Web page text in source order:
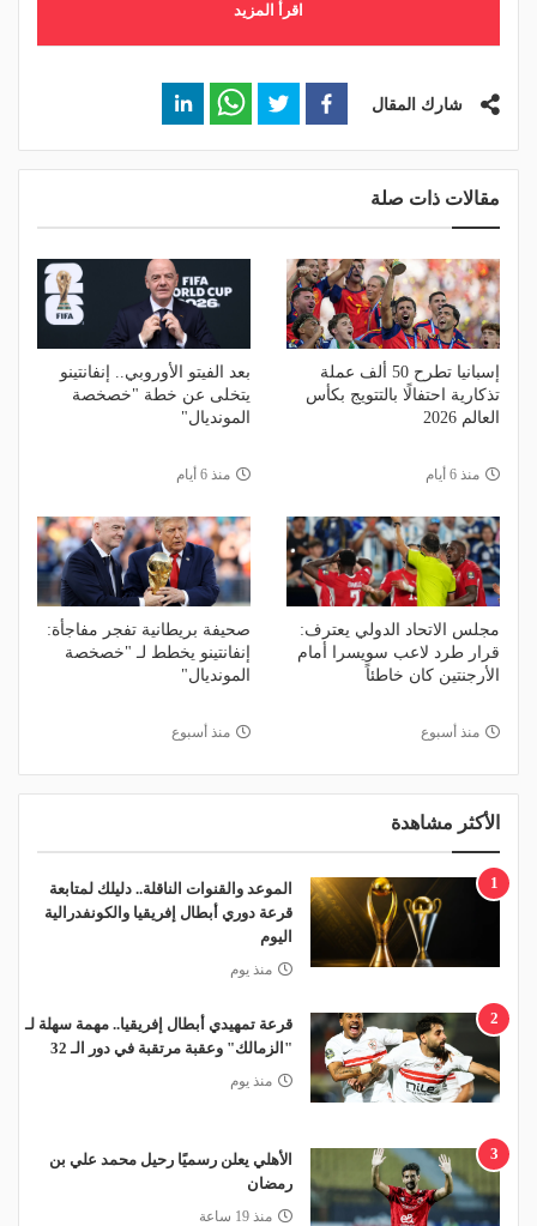
اقرأ المزيد
شارك المقال
مقالات ذات صلة
إسبانيا تطرح 50 ألف عملة
تذكارية احتفالًا بالتتويج بكأس
العالم 2026
منذ 6 أيام
بعد الفيتو الأوروبي.. إنفانتينو
يتخلى عن خطة "خصخصة
المونديال"
منذ 6 أيام
مجلس الاتحاد الدولي يعترف:
قرار طرد لاعب سويسرا أمام
الأرجنتين كان خاطئاً
منذ أسبوع
صحيفة بريطانية تفجر مفاجأة:
إنفانتينو يخطط لـ "خصخصة
المونديال"
منذ أسبوع
الأكثر مشاهدة
1
الموعد والقنوات الناقلة.. دليلك لمتابعة
قرعة دوري أبطال إفريقيا والكونفدرالية
اليوم
منذ يوم
2
قرعة تمهيدي أبطال إفريقيا.. مهمة سهلة لـ
"الزمالك" وعقبة مرتقبة في دور الـ 32
منذ يوم
3
الأهلي يعلن رسميًا رحيل محمد علي بن
رمضان
منذ 19 ساعة